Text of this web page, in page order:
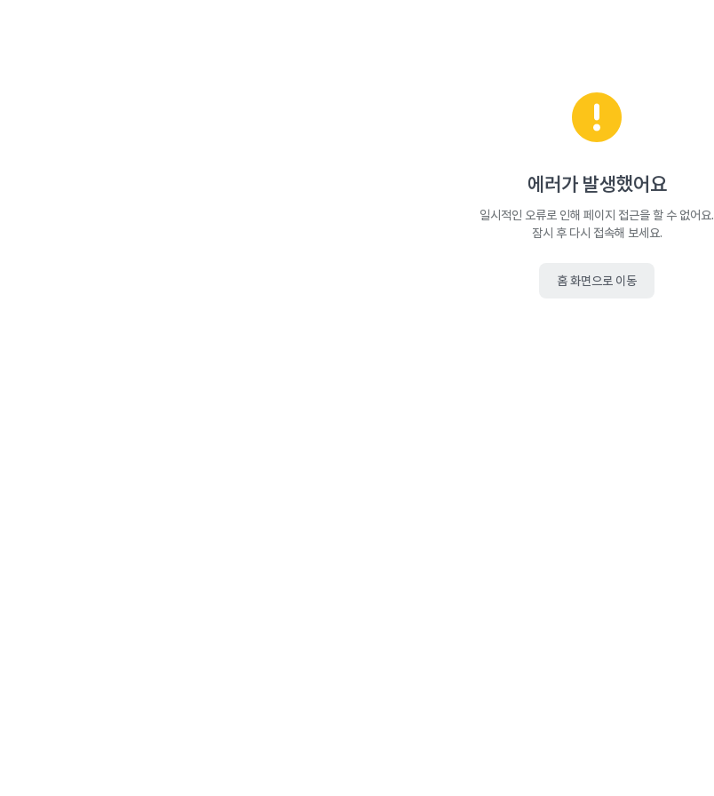
에러가 발생했어요
일시적인 오류로 인해 페이지 접근을 할 수 없어요.
잠시 후 다시 접속해 보세요.
홈 화면으로 이동